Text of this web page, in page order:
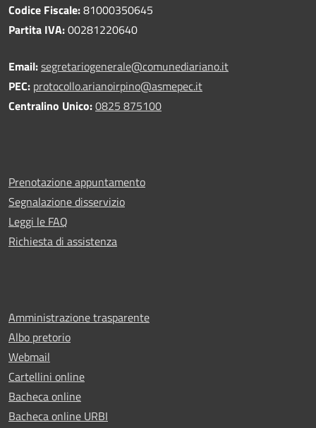
Codice Fiscale:81000350645
Partita IVA:00281220640
Email:segretariogenerale@comunediariano.it
PEC: protocollo.arianoirpino@asmepec.it
Centralino Unico:0825 875100
Prenotazione appuntamento
Segnalazione disservizio
Leggi le FAQ
Richiesta di assistenza
Amministrazione trasparente
Albo pretorio
Webmail
Cartellini online
Bacheca online
Bacheca online URBI